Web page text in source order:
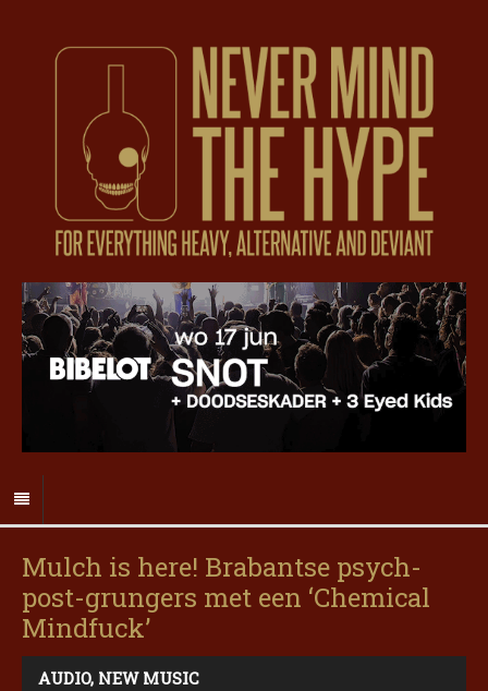
Mulch is here! Brabantse psych-
post-grungers met een ‘Chemical
Mindfuck’
AUDIO, NEW MUSIC